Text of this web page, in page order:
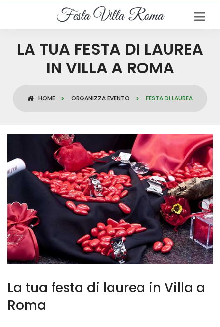
LA TUA FESTA DI LAUREA
IN VILLA A ROMA
HOME ORGANIZZA EVENTO FESTA DI LAUREA
La tua festa di laurea in Villa a
Roma